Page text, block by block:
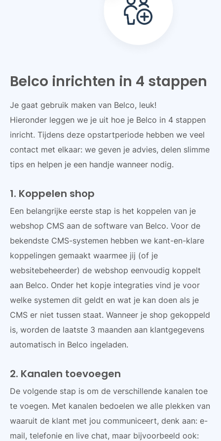
Belco inrichten in 4 stappen
Je gaat gebruik maken van Belco, leuk!
Hieronder leggen we je uit hoe je Belco in 4 stappen
inricht. Tijdens deze opstartperiode hebben we veel
contact met elkaar: we geven je advies, delen slimme
tips en helpen je een handje wanneer nodig.
1. Koppelen shop
Een belangrijke eerste stap is het koppelen van je
webshop CMS aan de software van Belco. Voor de
bekendste CMS-systemen hebben we kant-en-klare
koppelingen gemaakt waarmee jij (of je
websitebeheerder) de webshop eenvoudig koppelt
aan Belco. Onder het kopje integraties vind je voor
welke systemen dit geldt en wat je kan doen als je
CMS er niet tussen staat. Wanneer je shop gekoppeld
is, worden de laatste 3 maanden aan klantgegevens
automatisch in Belco ingeladen.
2. Kanalen toevoegen
De volgende stap is om de verschillende kanalen toe
te voegen. Met kanalen bedoelen we alle plekken van
waaruit de klant met jou communiceert, denk aan: e-
mail, telefonie en live chat, maar bijvoorbeeld ook: